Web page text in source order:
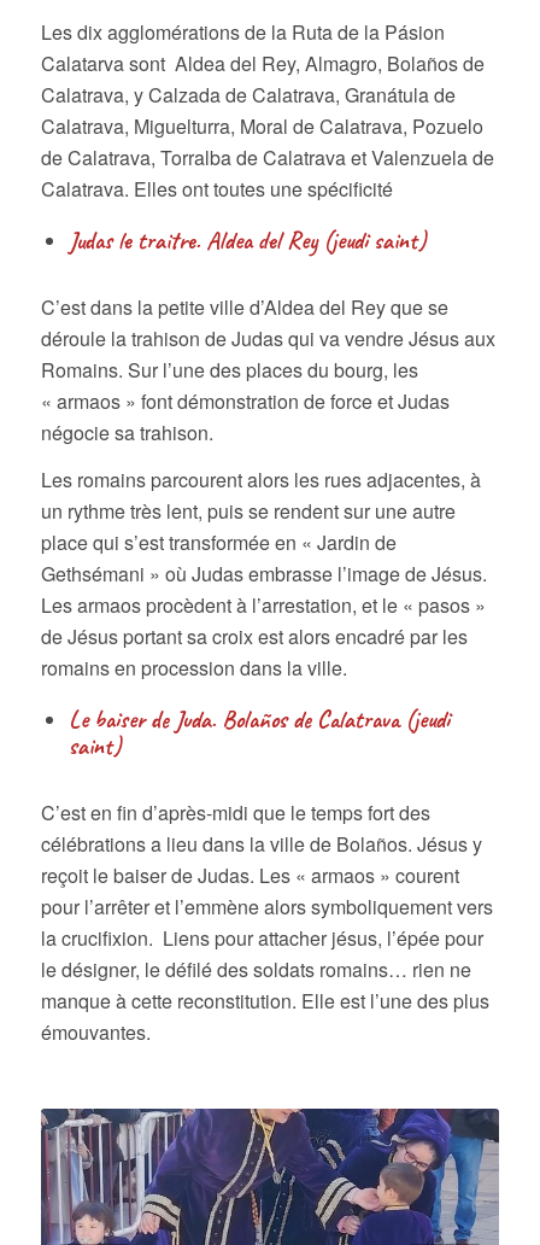
Les dix agglomérations de la Ruta de la Pásion
Calatarva sont Aldea del Rey, Almagro, Bolaños de
Calatrava, y Calzada de Calatrava, Granátula de
Calatrava, Miguelturra, Moral de Calatrava, Pozuelo
de Calatrava, Torralba de Calatrava et Valenzuela de
Calatrava. Elles ont toutes une spécificité
Judas le traitre. Aldea del Rey (jeudi saint)
C’est dans la petite ville d’Aldea del Rey que se
déroule la trahison de Judas qui va vendre Jésus aux
Romains. Sur l’une des places du bourg, les
« armaos » font démonstration de force et Judas
négocie sa trahison.
Les romains parcourent alors les rues adjacentes, à
un rythme très lent, puis se rendent sur une autre
place qui s’est transformée en « Jardin de
Gethsémani » où Judas embrasse l’image de Jésus.
Les armaos procèdent à l’arrestation, et le « pasos »
de Jésus portant sa croix est alors encadré par les
romains en procession dans la ville.
Le baiser de Juda. Bolaños de Calatrava (jeudi
saint)
C’est en fin d’après-midi que le temps fort des
célébrations a lieu dans la ville de Bolaños. Jésus y
reçoit le baiser de Judas. Les « armaos » courent
pour l’arrêter et l’emmène alors symboliquement vers
la crucifixion. Liens pour attacher jésus, l’épée pour
le désigner, le défilé des soldats romains… rien ne
manque à cette reconstitution. Elle est l’une des plus
émouvantes.